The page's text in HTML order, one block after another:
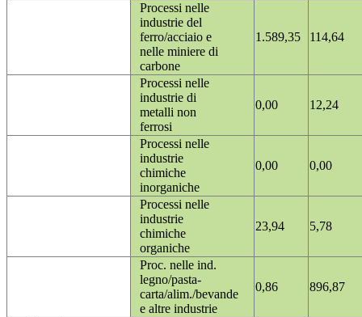
Processi nelle
industrie del
ferro/acciaio e
nelle miniere di
carbone
1.589,35 114,64
Processi nelle
industrie di
metalli non
ferrosi
0,00 12,24
Processi nelle
industrie
chimiche
inorganiche
0,00 0,00
Processi nelle
industrie
chimiche
organiche
23,94 5,78
Proc. nelle ind.
legno/pasta-
carta/alim./bevande
e altre industrie
0,86 896,87